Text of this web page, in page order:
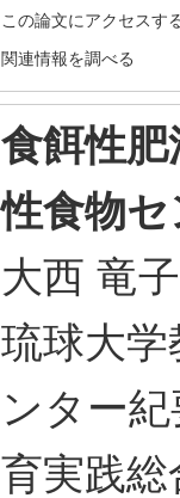
この論文にアクセスす
関連情報を調べる
食餌性
性食物
大西 竜子
琉球大
ンター
育実践